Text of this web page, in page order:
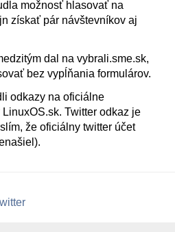
možnosť hlasovať na
získať pár návštevníkov aj
dal na vybrali.sme.sk,
bez vypĺňania formulárov.
odkazy na oficiálne
Twitter odkaz je
že oficiálny twitter účet